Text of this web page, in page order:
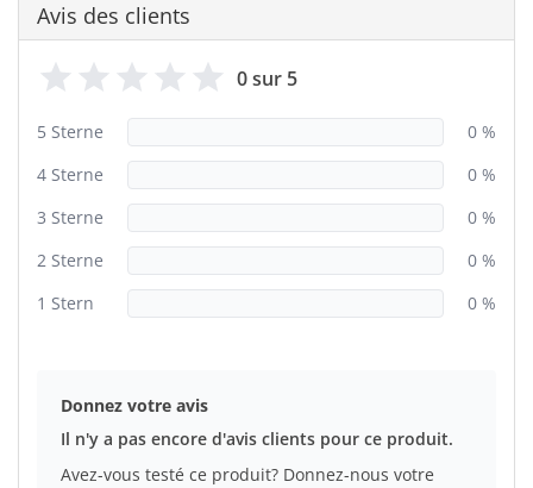
Avis des clients
0 sur 5
5 Sterne
0 %
4 Sterne
0 %
3 Sterne
0 %
2 Sterne
0 %
1 Stern
0 %
Donnez votre avis
Il n'y a pas encore d'avis clients pour ce produit.
Avez-vous testé ce produit? Donnez-nous votre